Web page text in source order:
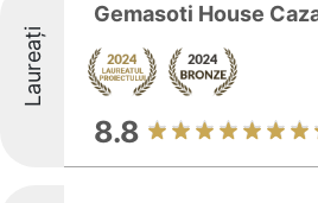
Laureați
Gemasoti House
8.8